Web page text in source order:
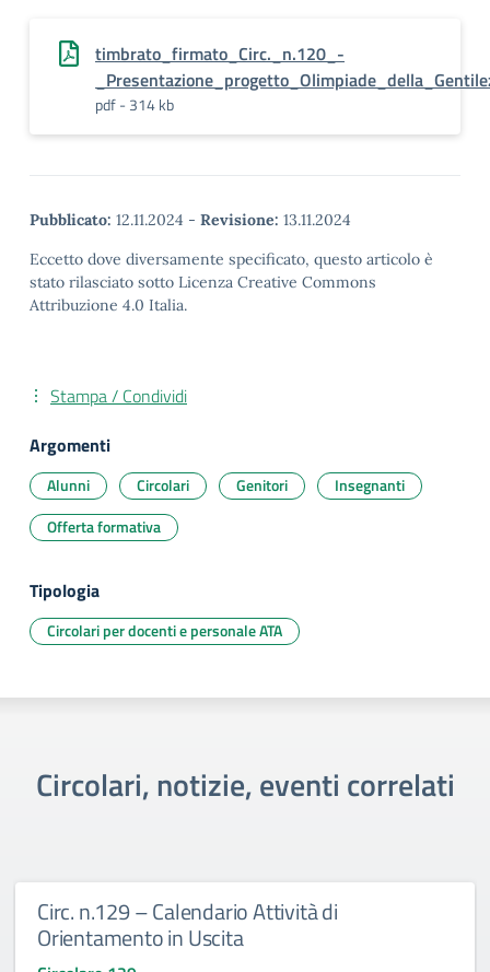
timbrato_firmato_Circ._n.120_-
pdf - 314 kb
Pubblicato: 12.11.2024 - Revisione: 13.11.2024
Eccetto dove diversamente specificato, questo articolo è
stato rilasciato sotto Licenza Creative Commons
Attribuzione 4.0 Italia.
Stampa / Condividi
Argomenti
Alunni Circolari Genitori
Insegnanti
Offerta formativa
Tipologia
Circolari per docenti e personale ATA
Circolari, notizie, eventi correlati
Circ. n.129 – Calendario Attività di
Orientamento in Uscita